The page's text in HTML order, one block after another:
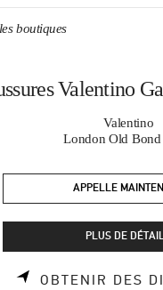
boutiques
Valentino
Valentino
London Old Bond
APPELLE
PLUS DE
OBTENIR DES